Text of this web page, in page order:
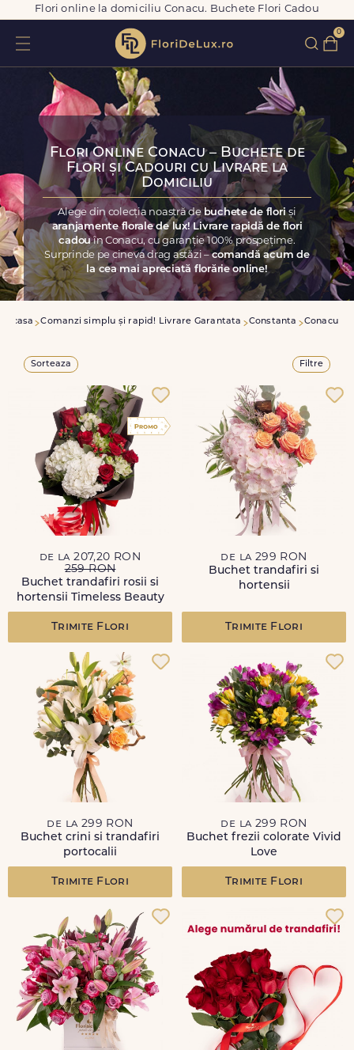
Flori online la domiciliu Conacu. Buchete Flori Cadou
0
Flori Online Conacu – Buchete de
Flori și Cadouri cu Livrare la
Domiciliu
Alege din colecția noastră de buchete de floriși
aranjamente florale de lux! Livrare rapidă de flori
cadouîn Conacu, cu garanție 100% prospețime.
Surprinde pe cineva drag astăzi –comandă acum de
la cea mai apreciată florărie online!
Acasa Comanzi simplu și rapid! Livrare Garantata Constanta Conacu
Sorteaza Filtre
de la 207,20 RON
259 RON
Buchet trandafiri rosii si
hortensii Timeless Beauty
Trimite Flori
de la 299 RON
Buchet trandafiri si
hortensii
Trimite Flori
de la 299 RON
Buchet crini si trandafiri
portocalii
Trimite Flori
de la 299 RON
Buchet frezii colorate Vivid
Love
Trimite Flori